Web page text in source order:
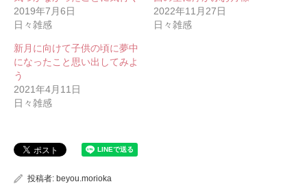
2019年7月6日
日々雑感
2022年11月27日
日々雑感
新月に向けて子供の頃に夢中
になったこと思い出してみよ
う
2021年4月11日
日々雑感
投稿者: beyou.morioka